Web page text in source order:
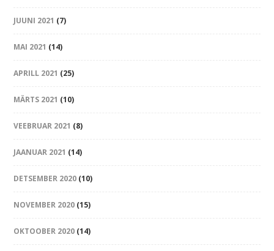
JUUNI 2021 (7)
MAI 2021 (14)
APRILL 2021 (25)
MÄRTS 2021 (10)
VEEBRUAR 2021 (8)
JAANUAR 2021 (14)
DETSEMBER 2020 (10)
NOVEMBER 2020 (15)
OKTOOBER 2020 (14)